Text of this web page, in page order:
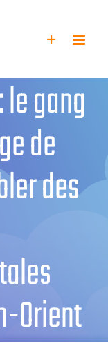
gang
de
des
Orient